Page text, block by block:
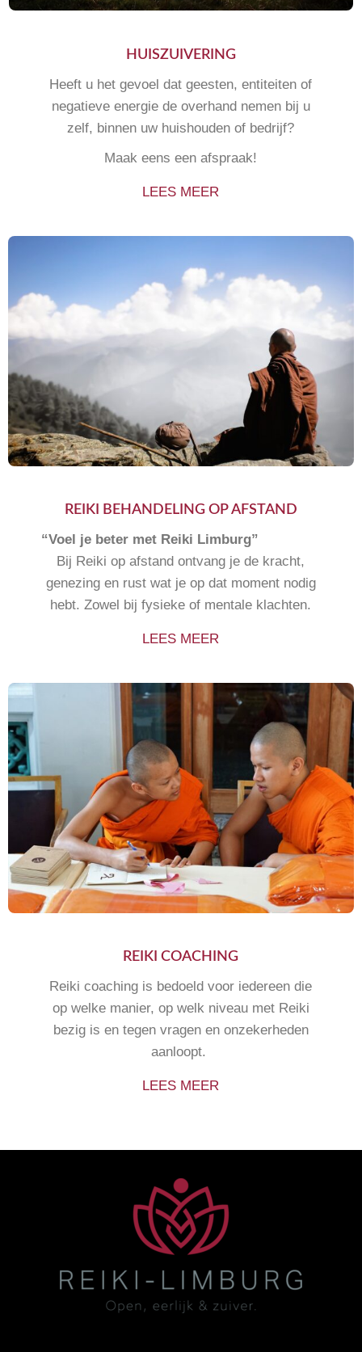
HUISZUIVERING
Heeft u het gevoel dat geesten, entiteiten of
negatieve energie de overhand nemen bij u
zelf, binnen uw huishouden of bedrijf?
Maak eens een afspraak!
LEES MEER
REIKI BEHANDELING OP AFSTAND
“Voel je beter met Reiki Limburg”
Bij Reiki op afstand ontvang je de kracht,
genezing en rust wat je op dat moment nodig
hebt. Zowel bij fysieke of mentale klachten.
LEES MEER
REIKI COACHING
Reiki coaching is bedoeld voor iedereen die
op welke manier, op welk niveau met Reiki
bezig is en tegen vragen en onzekerheden
aanloopt.
LEES MEER